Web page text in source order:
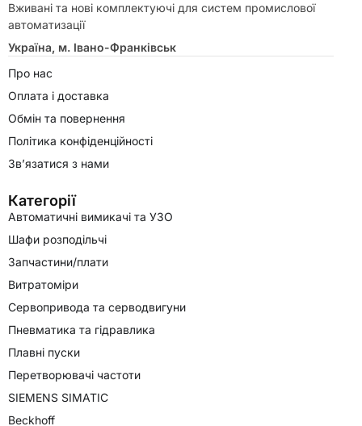
Вживані та нові комплектуючі для систем промислової
автоматизації
Україна, м. Івано-Франківськ
Про нас
Оплата і доставка
Обмін та повернення
Політика конфіденційності
Зв’язатися з нами
Категорії
Автоматичні вимикачі та УЗО
Шафи розподільчі
Запчастини/плати
Витратоміри
Сервопривода та серводвигуни
Пневматика та гідравлика
Плавні пуски
Перетворювачі частоти
SIEMENS SIMATIC
Beckhoff